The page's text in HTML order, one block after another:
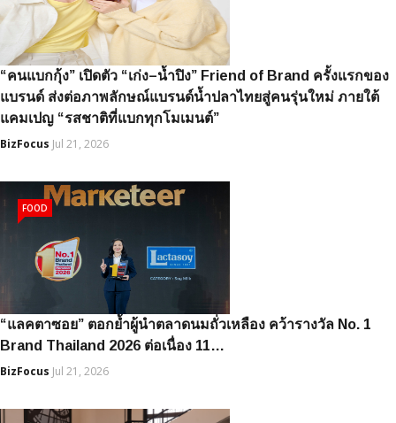
“คนแบกกุ้ง” เปิดตัว “เก่ง–น้ำปิง” Friend of Brand ครั้งแรกของ
แบรนด์ ส่งต่อภาพลักษณ์แบรนด์น้ำปลาไทยสู่คนรุ่นใหม่ ภายใต้
แคมเปญ “รสชาติที่แบกทุกโมเมนต์”
BizFocus Jul 21, 2026
“แลคตาซอย” ตอกย้ำผู้นำตลาดนมถั่วเหลือง คว้ารางวัล No. 1
Brand Thailand 2026 ต่อเนื่อง 11…
BizFocus Jul 21, 2026
FOOD